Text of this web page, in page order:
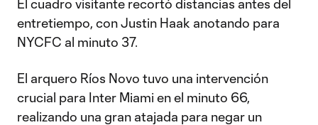
El cuadro visitante recortó distancias antes del
entretiempo, con Justin Haak anotando para
NYCFC al minuto 37.
El arquero Ríos Novo tuvo una intervención
crucial para Inter Miami en el minuto 66,
realizando una gran atajada para negar un